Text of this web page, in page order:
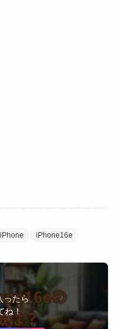
iPhone iPhone16e
ったら
！